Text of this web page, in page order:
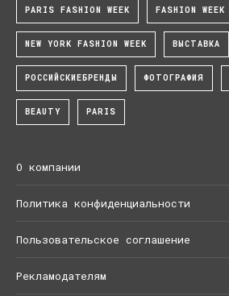
PARIS FASHION WEEK FASHION WEEK
NEW YORK FASHION WEEK ВЫСТАВКА
РОССИЙСКИЕБРЕНДЫ ФОТОГРАФИЯ
BEAUTY PARIS
О компании
Политика конфиденциальности
Пользовательское соглашение
Рекламодателям